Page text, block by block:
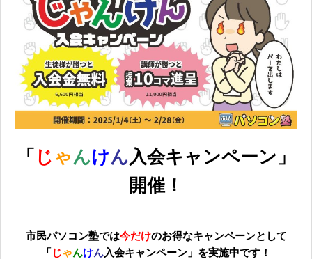
受講までの流れ
よくある質問
無料体験に申し込む
受付時間／9:00〜18:00 土日祝休み
「 じ ゃんけん 入会キャンペーン」
開催 ！
市民パソコン塾では今だけのお得なキャンペーンとして
「 じゃんけん入会キャンペーン」を実施中です！